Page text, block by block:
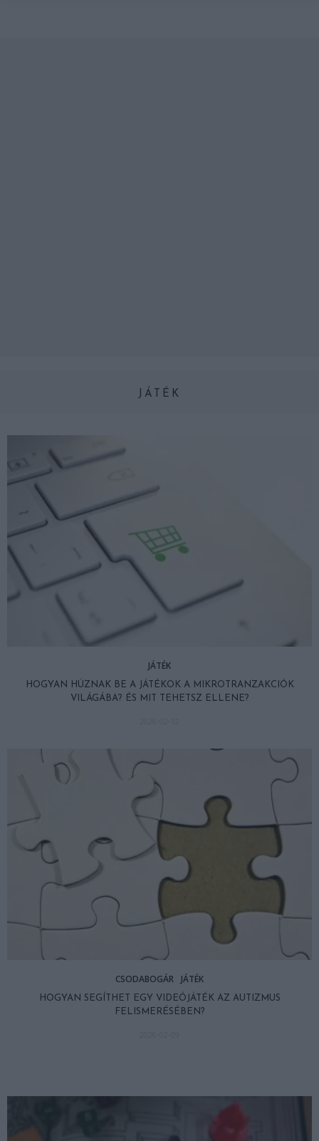
JÁTÉK
JÁTÉK
HOGYAN HÚZNAK BE A JÁTÉKOK A MIKROTRANZAKCIÓK
VILÁGÁBA? ÉS MIT TEHETSZ ELLENE?
CSODABOGÁR JÁTÉK
HOGYAN SEGÍTHET EGY VIDEÓJÁTÉK AZ AUTIZMUS
FELISMERÉSÉBEN?